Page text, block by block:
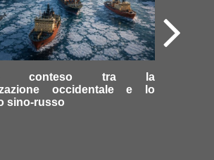
conteso tra la
occidentale e lo
sino-russo